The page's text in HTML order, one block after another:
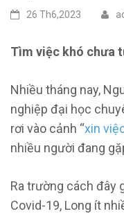
26 Th6,2023
Tìm việc khó chưa
Nhiều tháng nay,
nghiệp đại học
rơi vào cảnh “xin
nhiều người đang
Ra trường cách đây
Covid-19, Long ít